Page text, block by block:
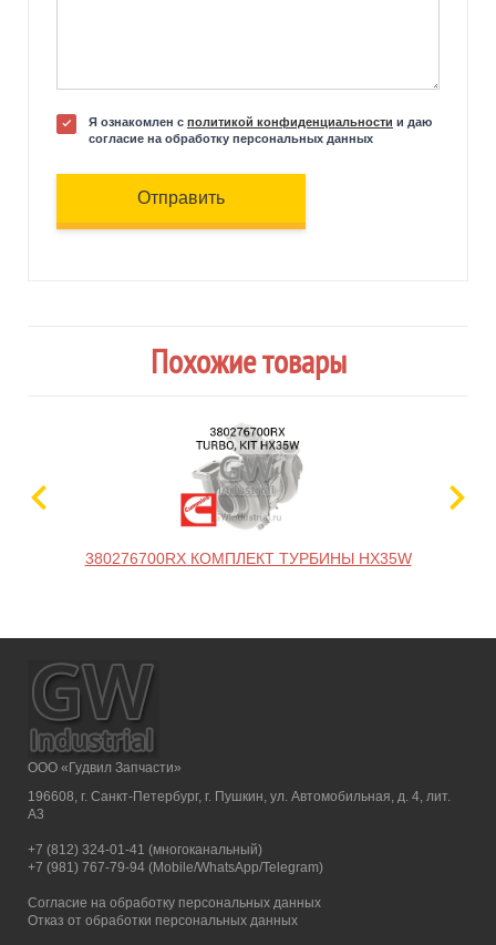
Я ознакомлен с политикой конфиденциальности и даю
согласие на обработку персональных данных
Отправить
Похожие товары
380276700RX КОМПЛЕКТ ТУРБИНЫ HX35W
ООО «Гудвил Запчасти»
196608, г. Санкт-Петербург, г. Пушкин, ул. Автомобильная, д. 4, лит.
А3
+7 (812) 324-01-41 (многоканальный)
+7 (981) 767-79-94 (Mobile/WhatsApp/Telegram)
Согласие на обработку персональных данных
Отказ от обработки персональных данных